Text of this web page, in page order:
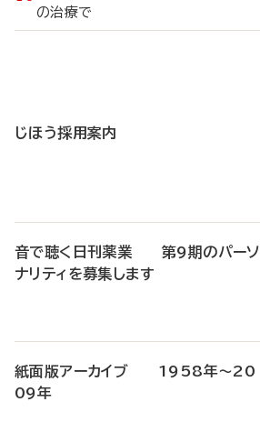
の治療で
じほう採用案内
音で聴く日刊薬業 第9期のパーソ
ナリティを募集します
紙面版アーカイブ 1958年～20
09年